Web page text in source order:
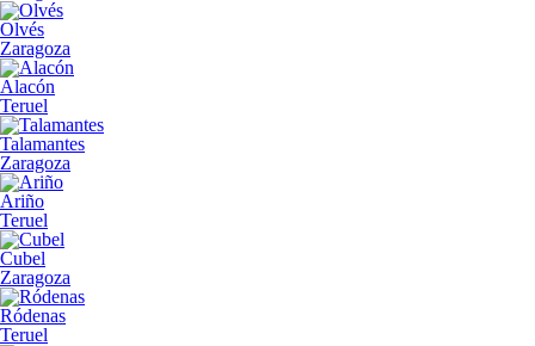
Olvés
Zaragoza
Alacón
Teruel
Talamantes
Zaragoza
Ariño
Teruel
Cubel
Zaragoza
Ródenas
Teruel